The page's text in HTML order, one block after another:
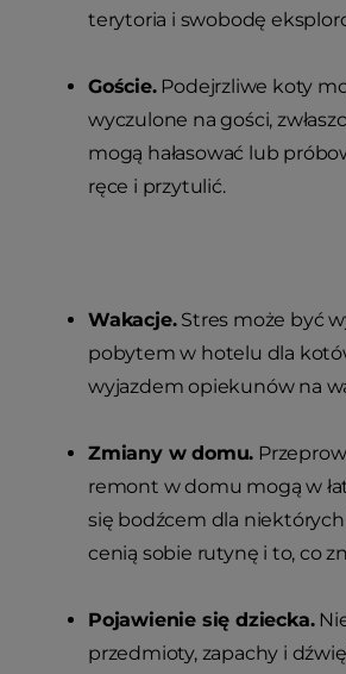
terytoria i swobodę
Goście.Podejrzliwe koty
wyczulone na gości,
mogą hałasować lub
ręce i przytulić.
Wakacje.Stres może być
pobytem w hotelu dla
wyjazdem opiekunów na
Zmiany w domu.
remont w domu mogą w
się bodźcem dla
cenią sobie rutynę i to, co
Pojawienie się dziecka.
przedmioty, zapachy i